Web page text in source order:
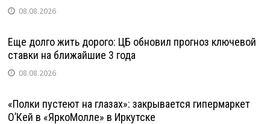
08.08.2026
Еще долго жить дорого: ЦБ обновил прогноз ключевой
ставки на ближайшие 3 года
08.08.2026
«Полки пустеют на глазах»: закрывается гипермаркет
О’Кей в «ЯркоМолле» в Иркутске